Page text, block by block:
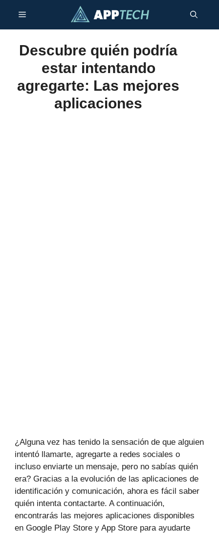
contenido
Menú
Descubre quién podría
estar intentando
agregarte: Las mejores
aplicaciones
¿Alguna vez has tenido la sensación de que alguien
intentó llamarte, agregarte a redes sociales o
incluso enviarte un mensaje, pero no sabías quién
era? Gracias a la evolución de las aplicaciones de
identificación y comunicación, ahora es fácil saber
quién intenta contactarte. A continuación,
encontrarás las mejores aplicaciones disponibles
en Google Play Store y App Store para ayudarte